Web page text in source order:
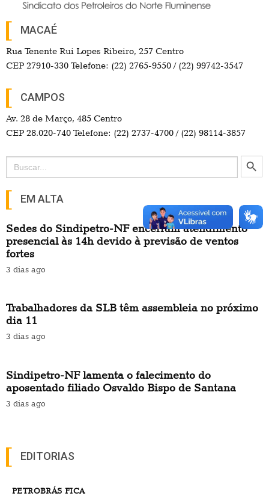
MACAÉ
Rua Tenente Rui Lopes Ribeiro, 257 Centro
CEP 27910-330 Telefone: (22) 2765-9550 / (22) 99742-3547
CAMPOS
Av. 28 de Março, 485 Centro
CEP 28.020-740 Telefone: (22) 2737-4700 / (22) 98114-3857
Search
for:
Search Button
EM ALTA
Sedes do Sindipetro-NF encerram atendimento
presencial às 14h devido à previsão de ventos
fortes
3 dias ago
Trabalhadores da SLB têm assembleia no próximo
dia 11
3 dias ago
Sindipetro-NF lamenta o falecimento do
aposentado filiado Osvaldo Bispo de Santana
3 dias ago
EDITORIAS
PETROBRÁS FICA